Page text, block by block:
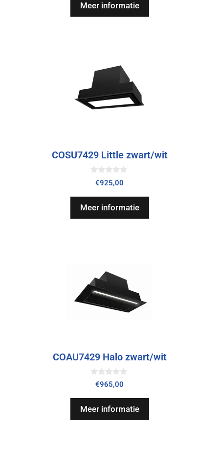
5
Meer informatie
COSU7429 Little zwart/wit
5
€925,00
Meer informatie
COAU7429 Halo zwart/wit
5
€965,00
Meer informatie